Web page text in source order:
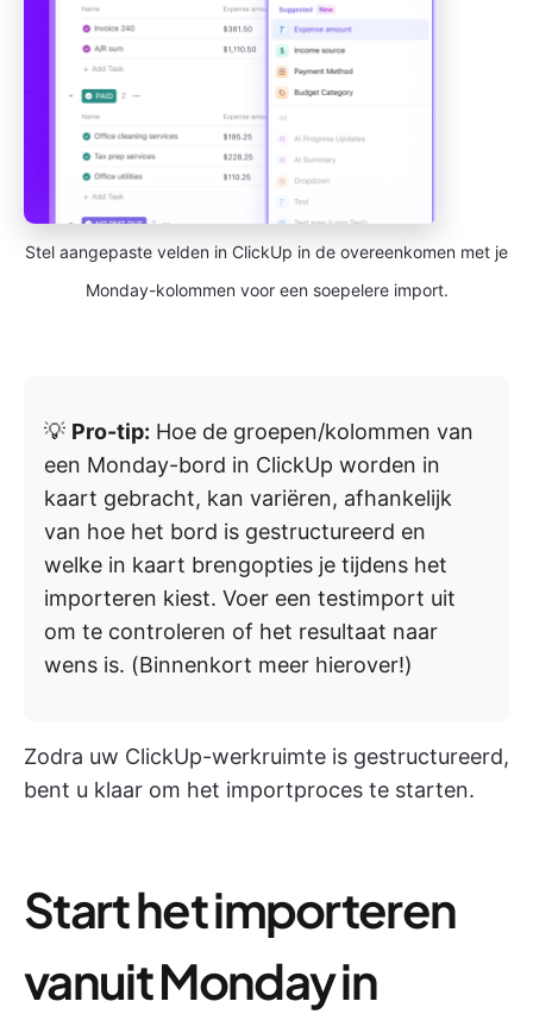
Stel aangepaste velden in ClickUp in de overeenkomen met je
Monday-kolommen voor een soepelere import.
💡 Pro-tip: Hoe de groepen/kolommen van
een Monday-bord in ClickUp worden in
kaart gebracht, kan variëren, afhankelijk
van hoe het bord is gestructureerd en
welke in kaart brengopties je tijdens het
importeren kiest. Voer een testimport uit
om te controleren of het resultaat naar
wens is. (Binnenkort meer hierover!)
Zodra uw ClickUp-werkruimte is gestructureerd,
bent u klaar om het importproces te starten.
Start het importeren
vanuit Monday in